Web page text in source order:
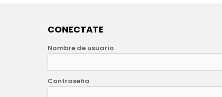
CONECTATE
Nombre de usuario
Contraseña